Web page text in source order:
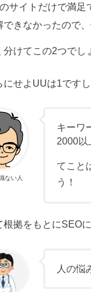
サイトだけで満足
できなかったので
分けてこの2つでし
にせよUUは1です
ない人
キーワ
2000以
てこと
う！
根拠をもとにSEO
人の悩